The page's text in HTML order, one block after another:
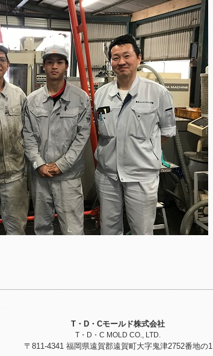
T・D・Cモールド株式会社
T・D・C MOLD CO., LTD.
〒811-4341 福岡県遠賀郡遠賀町大字鬼津2752番地の1